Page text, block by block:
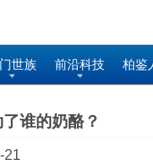
世族 前沿科技 柏鉴
谁的奶酪？
21